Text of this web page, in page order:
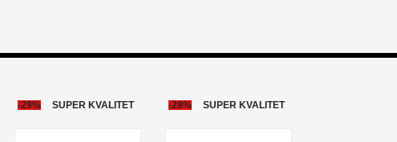
-29% SUPER KVALITET -29% SUPER KVALITET